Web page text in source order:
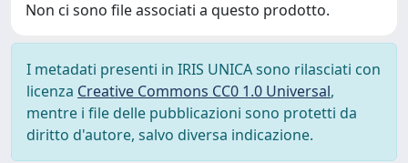
Non ci sono file associati a questo prodotto.
I metadati presenti in IRIS UNICA sono rilasciati con
licenza Creative Commons CC0 1.0 Universal,
mentre i file delle pubblicazioni sono protetti da
diritto d'autore, salvo diversa indicazione.